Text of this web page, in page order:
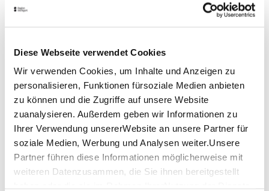
Diese Webseite verwendet Cookies
Wir verwenden Cookies, um Inhalte und Anzeigen zu
personalisieren, Funktionen fürsoziale Medien anbieten
zu können und die Zugriffe auf unsere Website
zuanalysieren. Außerdem geben wir Informationen zu
Ihrer Verwendung unsererWebsite an unsere Partner für
soziale Medien, Werbung und Analysen weiter.Unsere
Partner führen diese Informationen möglicherweise mit
weiteren Datenzusammen, die Sie ihnen bereitgestellt
Saturday
11:00 a.m. - 11:00 p.m.
opening hours by Google
Location & Contact
WELLER´S Dinkelacker Stehausschank
Calwer Straße 62
70173 Stuttgart
Website:weller-dasoriginal.de